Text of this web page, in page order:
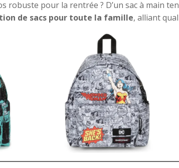
robuste pour la rentrée ? D’un sac à main
de sacs pour toute la famille, alliant